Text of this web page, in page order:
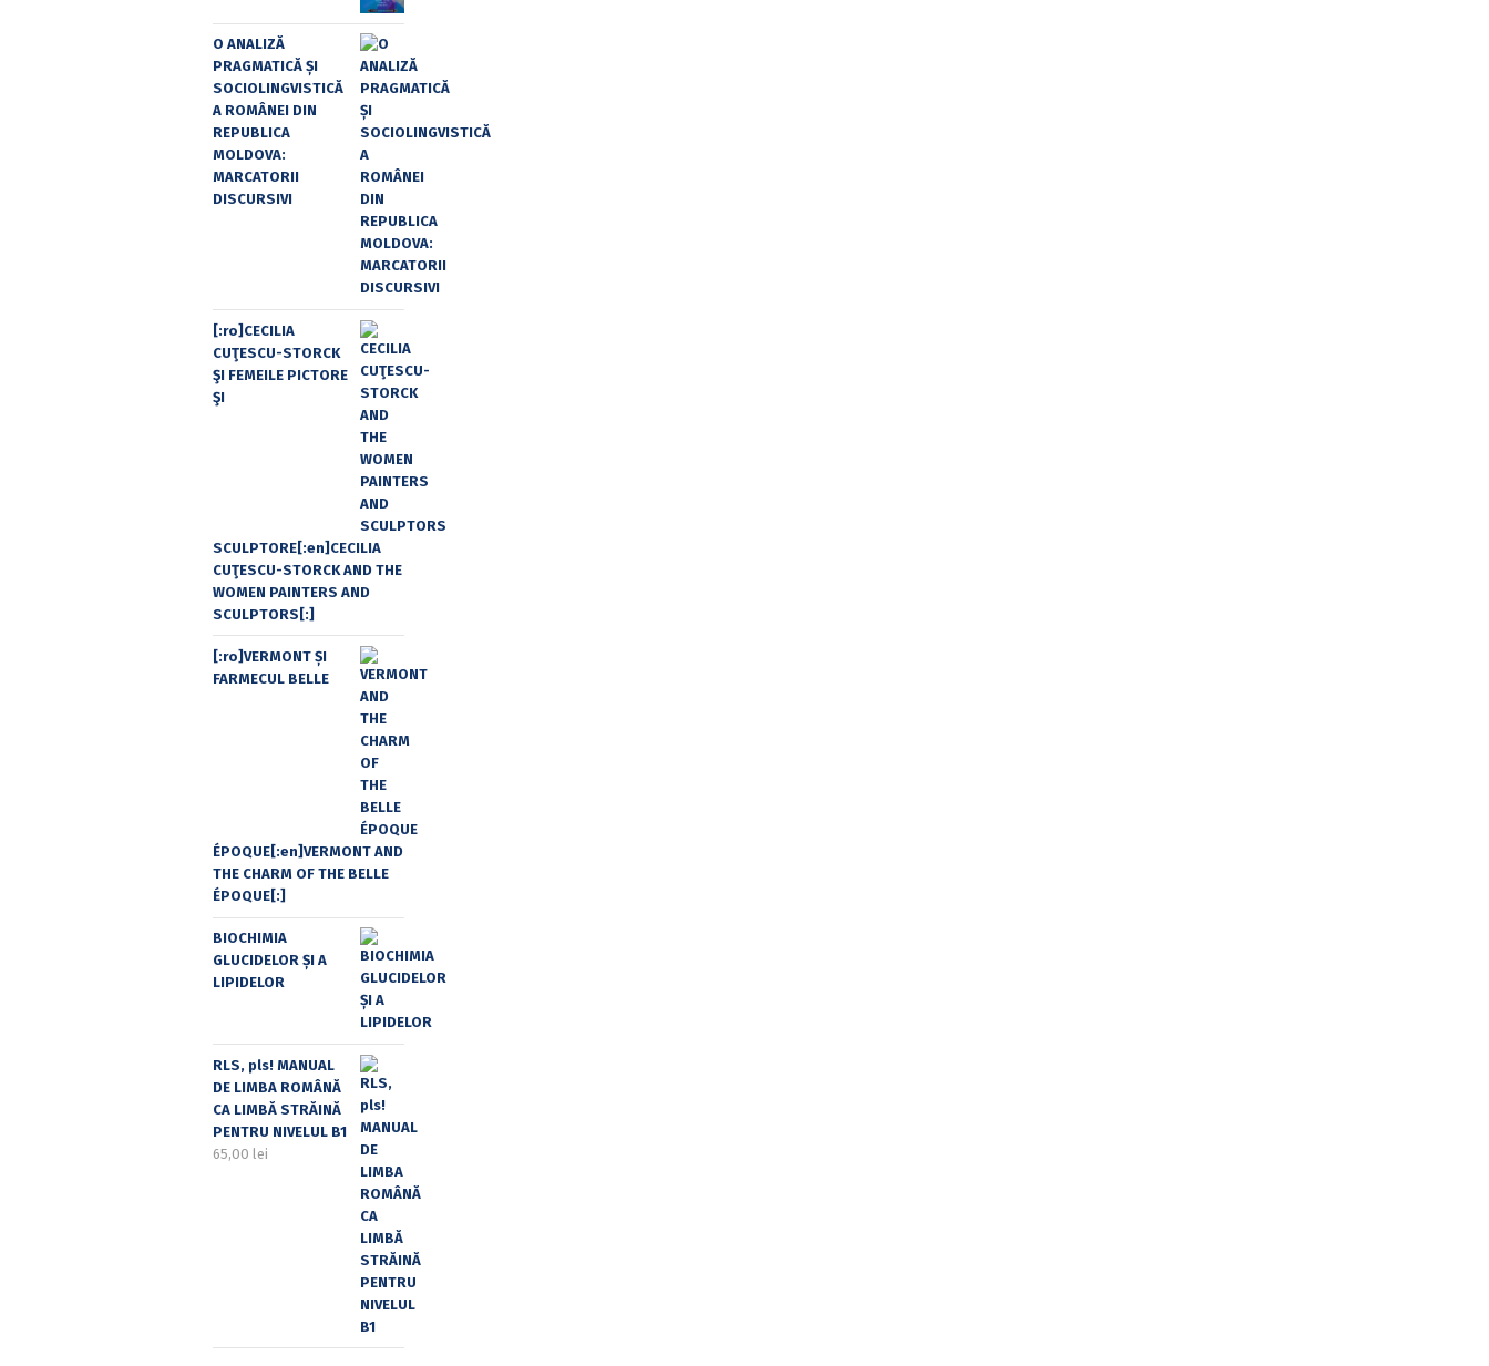
O ANALIZĂ
PRAGMATICĂ ȘI
SOCIOLINGVISTICĂ
A ROMÂNEI DIN
REPUBLICA
MOLDOVA:
MARCATORII
DISCURSIVI
[:ro]CECILIA
CUŢESCU-STORCK
ŞI FEMEILE PICTORE
ŞI
SCULPTORE[:en]CECILIA
CUŢESCU-STORCK AND THE
WOMEN PAINTERS AND
SCULPTORS[:]
[:ro]VERMONT ȘI
FARMECUL BELLE
ÉPOQUE[:en]VERMONT AND
THE CHARM OF THE BELLE
ÉPOQUE[:]
BIOCHIMIA
GLUCIDELOR ȘI A
LIPIDELOR
RLS, pls! MANUAL
DE LIMBA ROMÂNĂ
CA LIMBĂ STRĂINĂ
PENTRU NIVELUL B1
65,00 lei